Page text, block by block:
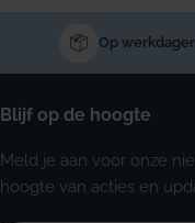
Op
Blijf op de hoogte
Meld je aan voor onze
hoogte van acties en